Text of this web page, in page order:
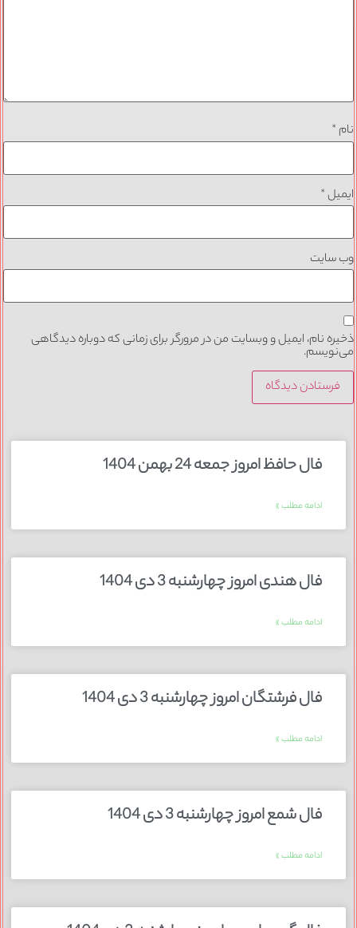
نام *
ایمیل*
وب‌ سایت
ذخیره نام، ایمیل و وبسایت من در مرورگر برای زمانی که دوباره دیدگاهی
می‌نویسم.
فال حافظ امروز جمعه 24 بهمن 1404
ادامه مطلب »
فال هندی امروز چهارشنبه 3 دی 1404
ادامه مطلب »
فال فرشتگان امروز چهارشنبه 3 دی 1404
ادامه مطلب »
فال شمع امروز چهارشنبه 3 دی 1404
ادامه مطلب »